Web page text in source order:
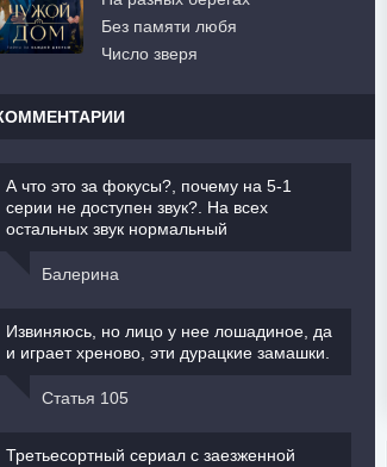
Без памяти любя
Число зверя
А что это за фокусы?, почему на 5-1
серии не доступен звук?. На всех
остальных звук нормальный
Балерина
Извиняюсь, но лицо у нее лошадиное, да
и играет хреново, эти дурацкие замашки.
Статья 105
Третьесортный сериал с заезженной